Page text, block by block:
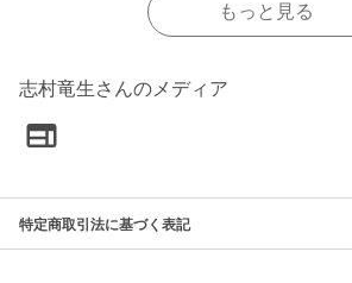
もっと見る
志村竜生さんのメディア
特定商取引法に基づく表記